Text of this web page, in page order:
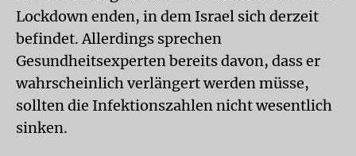
Lockdown enden, in dem Israel sich derzeit
befindet. Allerdings sprechen
Gesundheitsexperten bereits davon, dass er
wahrscheinlich verlängert werden müsse,
sollten die Infektionszahlen nicht wesentlich
sinken.